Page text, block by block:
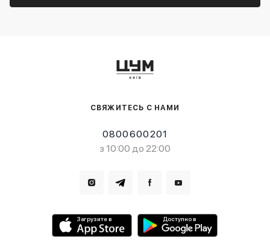
СВЯЖИТЕСЬ С НАМИ
0800600201
з 10:00 до 22:00
Загрузите в Доступно в